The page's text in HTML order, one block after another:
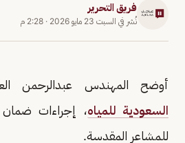
فريق التحرير
نُشر في السبت 23 مايو 2026 · 2:28 م
أوضح المهندس عبدالرحمن
السعودية للمياه، إجراءات ضمان
للمشاعر المقدسة.